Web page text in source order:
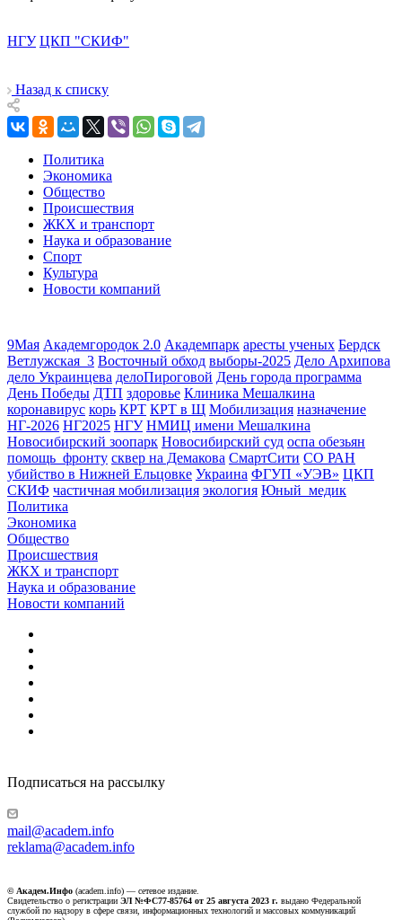
НГУ ЦКП "СКИФ"
Назад к списку
Политика
Экономика
Общество
Происшествия
ЖКХ и транспорт
Наука и образование
Спорт
Культура
Новости компаний
9Мая Академгородок 2.0 Академпарк аресты ученых Бердск
Ветлужская_3 Восточный обход выборы-2025 Дело Архипова
дело Украинцева делоПироговой День города программа
День Победы ДТП здоровье Клиника Мешалкина
коронавирус корь КРТ КРТ в Щ Мобилизация назначение
НГ-2026 НГ2025 НГУ НМИЦ имени Мешалкина
Новосибирский зоопарк Новосибирский суд оспа обезьян
помощь_фронту сквер на Демакова СмартСити СО РАН
убийство в Нижней Ельцовке Украина ФГУП «УЭВ» ЦКП
СКИФ частичная мобилизация экология Юный_медик
Политика
Экономика
Общество
Происшествия
ЖКХ и транспорт
Наука и образование
Новости компаний
Подписаться на рассылку
mail@academ.info
reklama@academ.info
© Академ.Инфо (academ.info) — сетевое издание.
Свидетельство о регистрации ЭЛ №ФС77-85764 от 25 августа 2023 г. выдано Федеральной
службой по надзору в сфере связи, информационных технологий и массовых коммуникаций